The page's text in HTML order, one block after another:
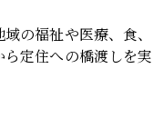
の福祉や医療、食、
定住への橋渡しを実